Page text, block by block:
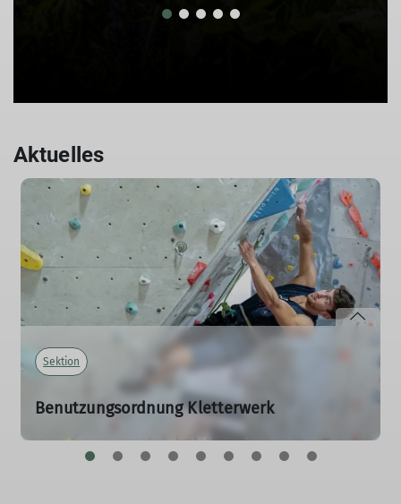
Aktuelles
Sektion
Benutzungsordnung Kletterwerk
15.07.2026
Aktualisierung zum 15.08.2026